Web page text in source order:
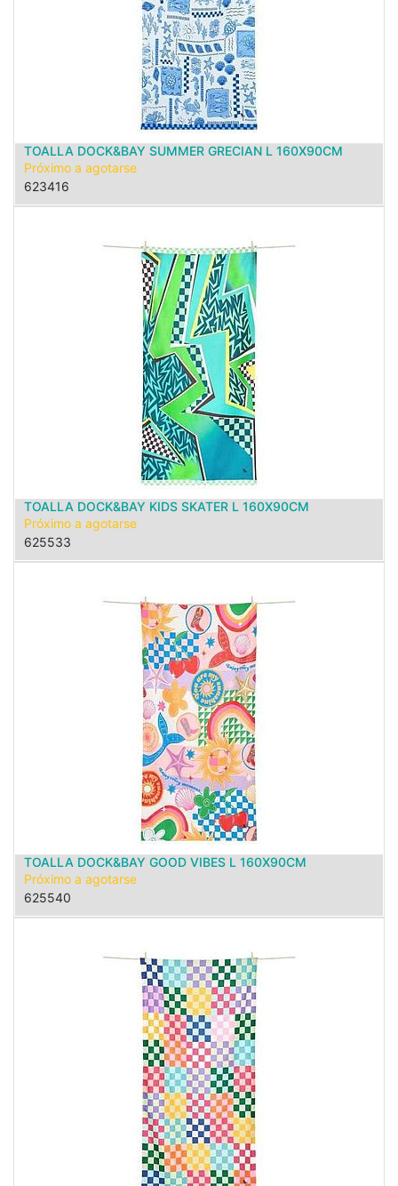
TOALLA DOCK&BAY SUMMER GRECIAN L 160X90CM
Próximo a agotarse
623416
TOALLA DOCK&BAY KIDS SKATER L 160X90CM
Próximo a agotarse
625533
TOALLA DOCK&BAY GOOD VIBES L 160X90CM
Próximo a agotarse
625540